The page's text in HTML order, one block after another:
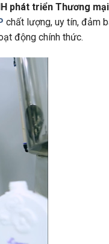
phát triển Thương
chất lượng, uy tín, đảm
động chính thức.